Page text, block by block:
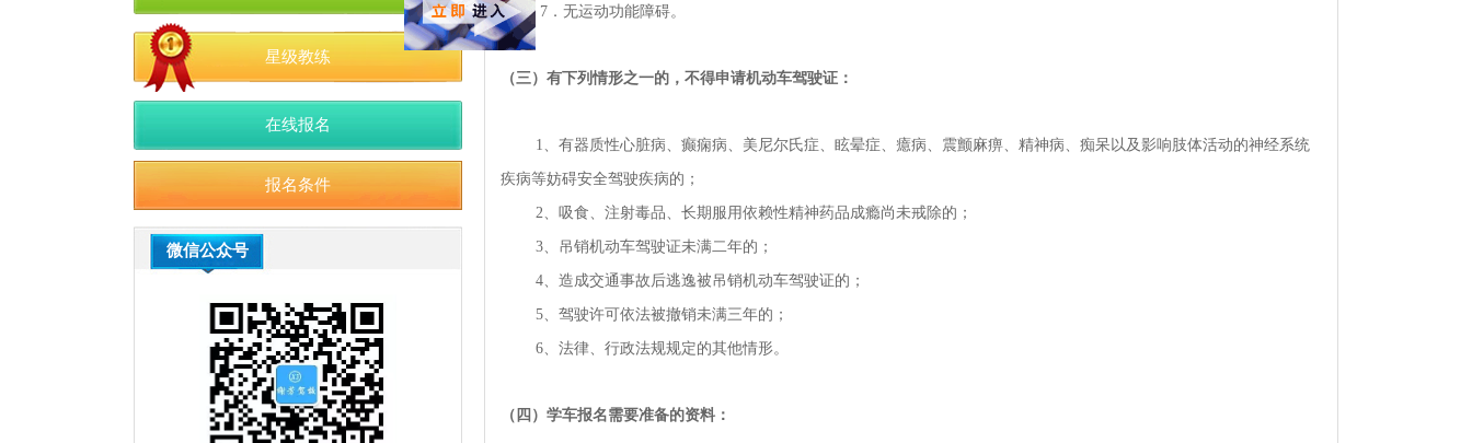
星级教练
在线报名
报名条件
微信公众号
7．无运动功能障碍。
（三）有下列情形之一的，不得申请机动车驾驶证：
1、有器质性心脏病、癫痫病、美尼尔氏症、眩晕症、癔病、震颤麻痹、精神病、痴呆以及影响肢体活动的神经系统
疾病等妨碍安全驾驶疾病的；
2、吸食、注射毒品、长期服用依赖性精神药品成瘾尚未戒除的；
3、吊销机动车驾驶证未满二年的；
4、造成交通事故后逃逸被吊销机动车驾驶证的；
5、驾驶许可依法被撤销未满三年的；
6、法律、行政法规规定的其他情形。
（四）学车报名需要准备的资料：